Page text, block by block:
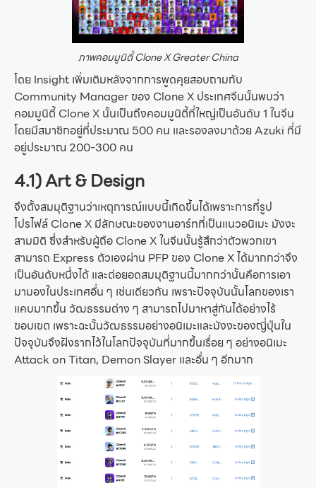
ภาพคอมมูนิตี้ Clone X Greater China
โดย Insight เพิ่มเติมหลังจากการพูดคุยสอบถามกับ
Community Manager ของ Clone X ประเทศจีนนั้นพบว่า
คอมมูนิตี้ Clone X นั้นเป็นถึงคอมมูนิตี้ที่ใหญ่เป็นอันดับ 1 ในจีน
โดยมีสมาชิกอยู่ที่ประมาณ 500 คน และรองลงมาด้วย Azuki ที่มี
อยู่ประมาณ 200-300 คน
4.1) Art & Design
จึงตั้งสมมุติฐานว่าเหตุการณ์แบบนี้เกิดขึ้นได้เพราะการที่รูป
โปรไฟล์ Clone X มีลักษณะของงานอาร์ทที่เป็นแนวอนิเมะ มังงะ
สามมิติ ซึ่งสำหรับผู้ถือ Clone X ในจีนนั้นรู้สึกว่าตัวพวกเขา
สามารถ Express ตัวเองผ่าน PFP ของ Clone X ได้มากกว่าจึง
เป็นอันดับหนึ่งได้ และต่อยอดสมมุติฐานนี้มากกว่านั้นคือการเอา
มามองในประเทศอื่น ๆ เช่นเดียวกัน เพราะปัจจุบันนั้นโลกของเรา
แคบมากขึ้น วัฒธรรมต่าง ๆ สามารถไปมาหาสู่กันได้อย่างไร้
ขอบเขต เพราะฉะนั้นวัฒธรรมอย่างอนิเมะและมังงะของญี่ปุ่นใน
ปัจจุบันจึงฝังรากไว้ในโลกปัจจุบันที่มากขึ้นเรื่อย ๆ อย่างอนิเมะ
Attack on Titan, Demon Slayer และอื่น ๆ อีกมาก